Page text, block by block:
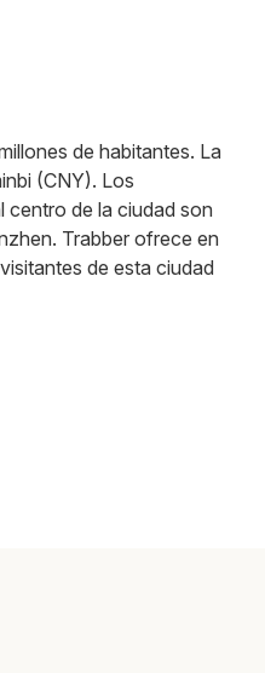
de habitantes. La
(CNY). Los
centro de la ciudad son
Trabber ofrece en
de esta ciudad